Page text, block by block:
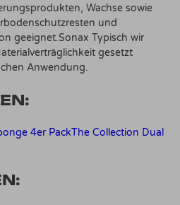
Wachse sowie
und
geeignet.Sonax Typisch wir
gesetzt
Anwendung.
4er PackThe Collection Dual